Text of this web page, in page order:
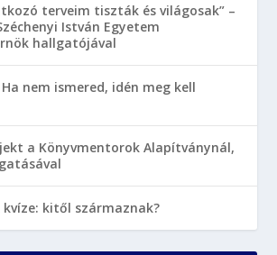
terveim tiszták és világosak” –
István Egyetem
hallgatójával
nem ismered, idén meg kell
a Könyvmentorok Alapítványnál,
kvíze: kitől származnak?